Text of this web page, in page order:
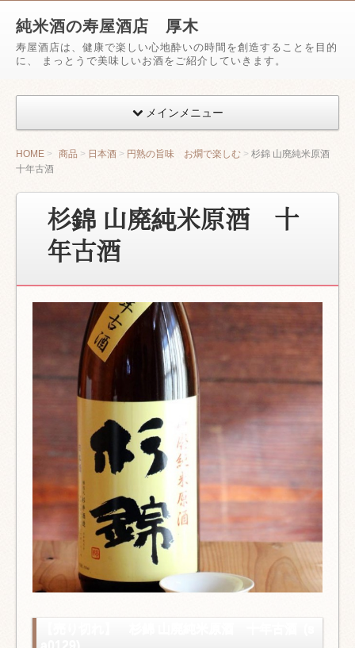
純米酒の寿屋酒店 厚木
寿屋酒店は、健康で楽しい心地酔いの時間を創造することを目的
に、 まっとうで美味しいお酒をご紹介していきます。
メインメニュー
HOME 商品 日本酒 円熟の旨味 お燗で楽しむ
杉錦 山廃純米原酒
十年古酒
杉錦 山廃純米原酒 十
年古酒